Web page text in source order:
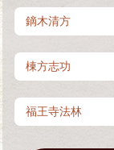
鏑木清方
棟方志功
福王寺法林